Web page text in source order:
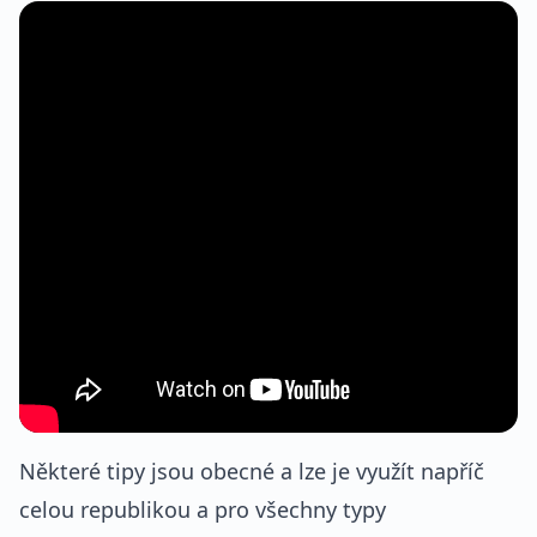
Některé tipy jsou obecné a lze je využít napříč
celou republikou a pro všechny typy